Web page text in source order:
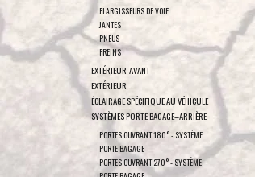
ELARGISSEURS DE VOIE
JANTES
PNEUS
FREINS
EXTÉRIEUR-AVANT
EXTÉRIEUR
ÉCLAIRAGE SPÉCIFIQUE AU VÉHICULE
SYSTÈMES PORTE BAGAGE–ARRIÈRE
PORTES OUVRANT 180° - SYSTÈME
PORTE BAGAGE
PORTES OUVRANT 270° - SYSTÈME